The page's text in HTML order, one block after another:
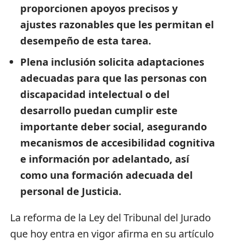
proporcionen apoyos precisos y
ajustes razonables que les permitan el
desempeño de esta tarea.
Plena inclusión solicita adaptaciones
adecuadas para que las personas con
discapacidad intelectual o del
desarrollo puedan cumplir este
importante deber social, asegurando
mecanismos de accesibilidad cognitiva
e información por adelantado, así
como una formación adecuada del
personal de Justicia.
La reforma de la Ley del Tribunal del Jurado
que hoy entra en vigor afirma en su artículo